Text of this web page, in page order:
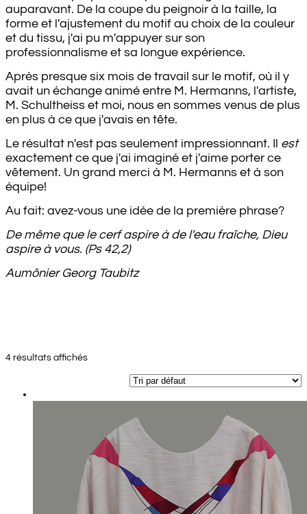
auparavant. De la coupe du peignoir à la taille, la
forme et l'ajustement du motif au choix de la couleur
et du tissu, j'ai pu m'appuyer sur son
professionnalisme et sa longue expérience.
Après presque six mois de travail sur le motif, où il y
avait un échange animé entre M. Hermanns, l'artiste,
M. Schultheiss et moi, nous en sommes venus de plus
en plus à ce que j'avais en tête.
Le résultat n'est pas seulement impressionnant. Il est
exactement ce que j'ai imaginé et j'aime porter ce
vêtement. Un grand merci à M. Hermanns et à son
équipe!
Au fait: avez-vous une idée de la première phrase?
De même que le cerf aspire à de l'eau fraîche, Dieu
aspire à vous. (Ps 42,2)
Aumônier Georg Taubitz
4 résultats affichés